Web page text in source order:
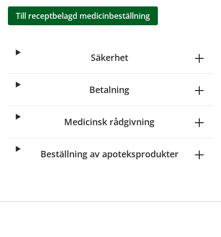
Till receptbelagd medicinbeställning
Säkerhet
Betalning
Medicinsk rådgivning
Beställning av apoteksprodukter